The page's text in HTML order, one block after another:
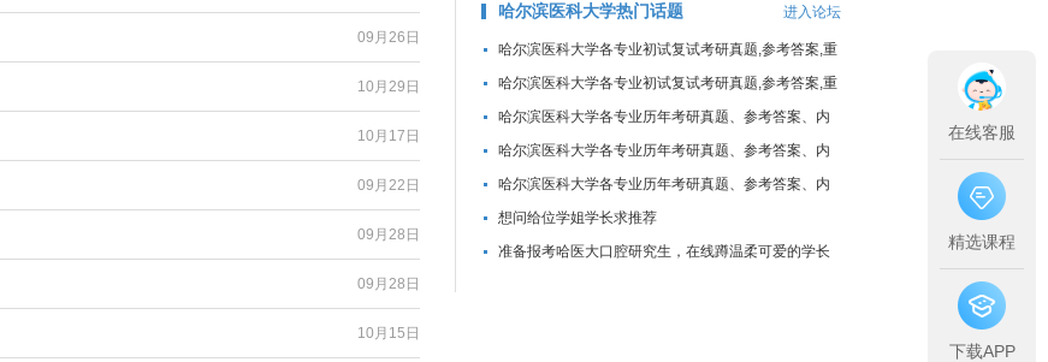
09月26日
10月29日
10月17日
09月22日
09月28日
09月28日
10月15日
哈尔滨医科大学热门话题 进入论坛
哈尔滨医科大学各专业初试复试考研真题,参考答案,重
点笔记
哈尔滨医科大学各专业初试复试考研真题,参考答案,重
点范围
哈尔滨医科大学各专业历年考研真题、参考答案、内
部笔记
哈尔滨医科大学各专业历年考研真题、参考答案、内
部笔记
哈尔滨医科大学各专业历年考研真题、参考答案、内
部笔记
想问给位学姐学长求推荐
准备报考哈医大口腔研究生，在线蹲温柔可爱的学长
在线客服
精选课程
下载APP